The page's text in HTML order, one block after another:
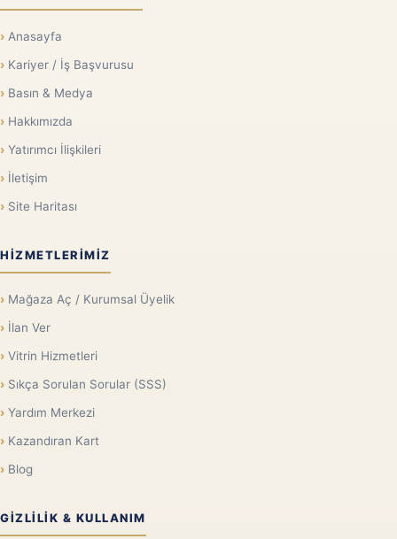
Anasayfa
Kariyer / İş Başvurusu
Basın & Medya
Hakkımızda
Yatırımcı İlişkileri
İletişim
Site Haritası
HIZMETLERIMIZ
Mağaza Aç / Kurumsal Üyelik
İlan Ver
Vitrin Hizmetleri
Sıkça Sorulan Sorular (SSS)
Yardım Merkezi
Kazandıran Kart
Blog
GIZLILIK & KULLANIM